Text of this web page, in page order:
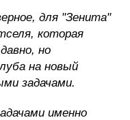
для "Зенита"
которая
но
на новый
задачами.
именно